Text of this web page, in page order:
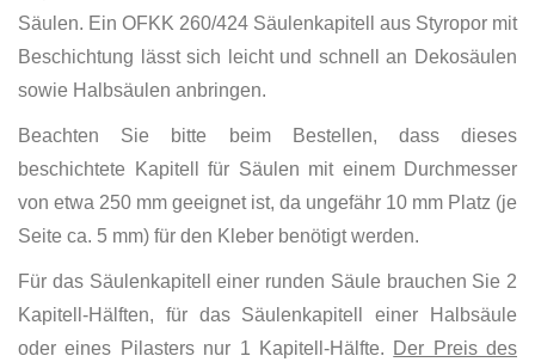
Säulen. Ein OFKK 260/424 Säulenkapitell aus Styropor mit
Beschichtung lässt sich leicht und schnell an Dekosäulen
sowie Halbsäulen anbringen.
Beachten Sie bitte beim Bestellen, dass dieses
beschichtete Kapitell für Säulen mit einem Durchmesser
von etwa 250 mm geeignet ist, da ungefähr 10 mm Platz (je
Seite ca. 5 mm) für den Kleber benötigt werden.
Für das Säulenkapitell einer runden Säule brauchen Sie 2
Kapitell-Hälften, für das Säulenkapitell einer Halbsäule
oder eines Pilasters nur 1 Kapitell-Hälfte. Der Preis des